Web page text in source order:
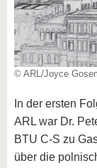
© ARL/Joyce
In der ersten
ARL war Dr.
BTU C-S zu
über die